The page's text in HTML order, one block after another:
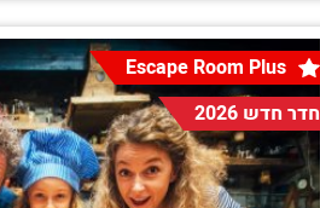
Escape Room Plus
חדר חדש 2026